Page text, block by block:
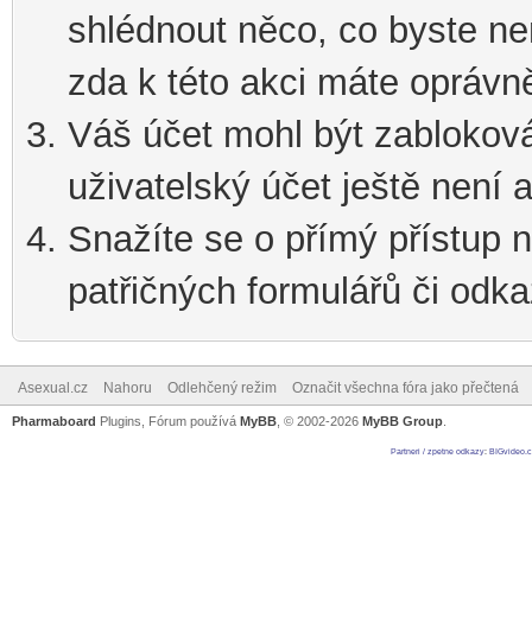
shlédnout něco, co byste
zda k této akci máte
Váš účet mohl být
uživatelský účet ještě není
Snažíte se o přímý přístup
patřičných formulářů či
Asexual.cz Nahoru Odlehčený režim Označit všechna fóra jako přečtená
Pharmaboard Plugins, Fórum používá MyBB , © 2002-2026 MyBB Group
Partneri / zpetne odkazy: